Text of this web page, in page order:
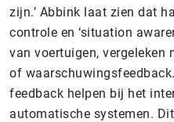
zijn.’ Abbink laat zien dat
controle en ‘situation
van voertuigen, vergeleken
of
feedback helpen bij het
automatische systemen.